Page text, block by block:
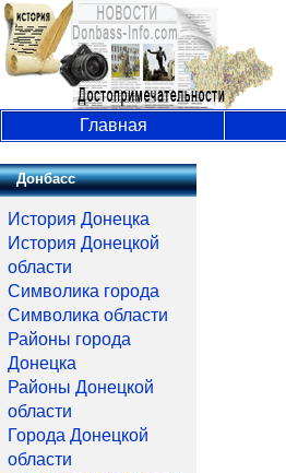
Главная
Донбасс
История Донецка
История Донецкой
области
Символика города
Символика области
Районы города
Донецка
Районы Донецкой
области
Города Донецкой
области